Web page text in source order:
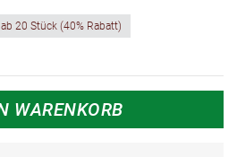
ab 20 Stück (40% Rabatt)
WARENKORB